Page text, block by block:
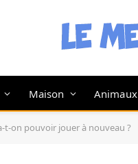
Maison Animaux
t-on pouvoir jouer à nouveau ?